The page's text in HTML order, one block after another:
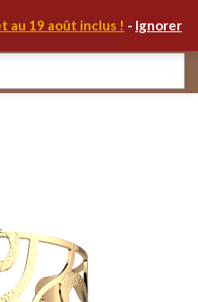
au 19 août inclus ! - Ignorer
vous